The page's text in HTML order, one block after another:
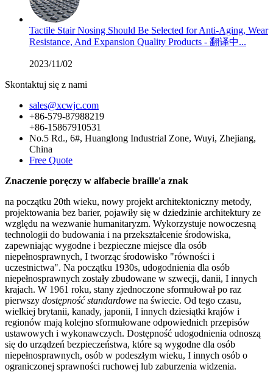
Tactile Stair Nosing Should Be Selected for Anti-Aging, Wear
Resistance, And Expansion Quality Products - 翻译中...
2023/11/02
Skontaktuj się z nami
sales@xcwjc.com
+86-579-87988219
+86-15867910531
No.5 Rd., 6#, Huanglong Industrial Zone, Wuyi, Zhejiang,
China
Free Quote
Znaczenie poręczy w alfabecie braille'a znak
na początku 20th wieku, nowy projekt architektoniczny metody,
projektowania bez barier, pojawiły się w dziedzinie architektury ze
względu na wezwanie humanitaryzm. Wykorzystuje nowoczesną
technologii do budowania i na przekształcenie środowiska,
zapewniając wygodne i bezpieczne miejsce dla osób
niepełnosprawnych, I tworząc środowisko "równości i
uczestnictwa". Na początku 1930s, udogodnienia dla osób
niepełnosprawnych zostały zbudowane w szwecji, danii, I innych
krajach. W 1961 roku, stany zjednoczone sformułował po raz
pierwszy dostępność standardowe na świecie. Od tego czasu,
wielkiej brytanii, kanady, japonii, I innych dziesiątki krajów i
regionów mają kolejno sformułowane odpowiednich przepisów
ustawowych i wykonawczych. Dostępność udogodnienia odnoszą
się do urządzeń bezpieczeństwa, które są wygodne dla osób
niepełnosprawnych, osób w podeszłym wieku, I innych osób o
ograniczonej sprawności ruchowej lub zaburzenia widzenia.